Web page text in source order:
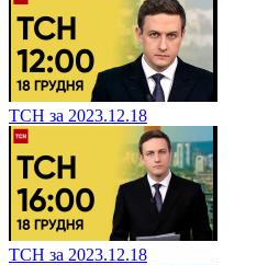
ТСН за 2023.12.18
ТСН за 2023.12.18